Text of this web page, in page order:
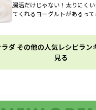
腸活だけじゃない！太りにく
てくれるヨーグルトがあるって
ダ その他の人気レシピラン
見る